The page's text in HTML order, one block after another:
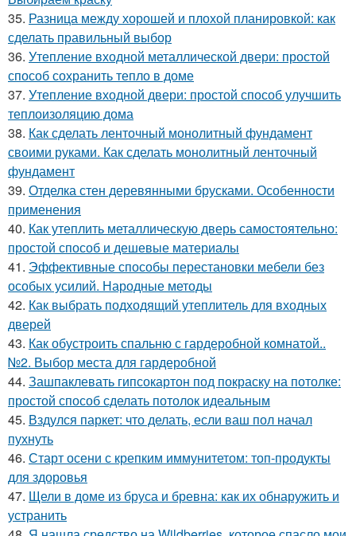
35. Разница между хорошей и плохой планировкой: как
сделать правильный выбор
36. Утепление входной металлической двери: простой
способ сохранить тепло в доме
37. Утепление входной двери: простой способ улучшить
теплоизоляцию дома
38. Как сделать ленточный монолитный фундамент
своими руками. Как сделать монолитный ленточный
фундамент
39. Отделка стен деревянными брусками. Особенности
применения
40. Как утеплить металлическую дверь самостоятельно:
простой способ и дешевые материалы
41. Эффективные способы перестановки мебели без
особых усилий. Народные методы
42. Как выбрать подходящий утеплитель для входных
дверей
43. Как обустроить спальню с гардеробной комнатой..
№2. Выбор места для гардеробной
44. Зашпаклевать гипсокартон под покраску на потолке:
простой способ сделать потолок идеальным
45. Вздулся паркет: что делать, если ваш пол начал
пухнуть
46. Старт осени с крепким иммунитетом: топ-продукты
для здоровья
47. Щели в доме из бруса и бревна: как их обнаружить и
устранить